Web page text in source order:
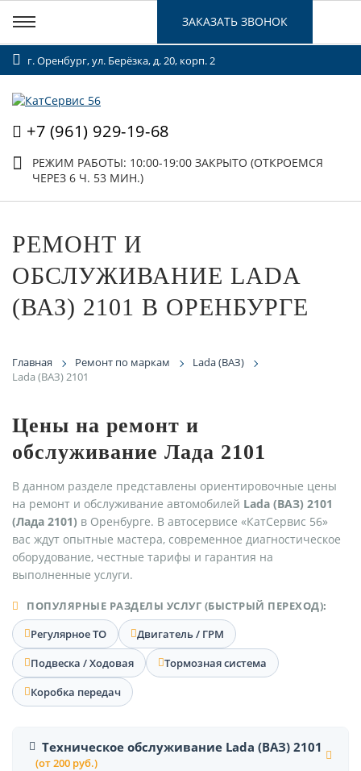
г. Оренбург, ул. Берёзка, д. 20, корп. 2
+7 (961) 929-19-68
РЕЖИМ РАБОТЫ: 10:00-19:00 ЗАКРЫТО (ОТКРОЕМСЯ
ЧЕРЕЗ 6 Ч. 53 МИН.)
ЗАКАЗАТЬ ЗВОНОК
РЕМОНТ И
ОБСЛУЖИВАНИЕ LADA
(ВАЗ) 2101 В ОРЕНБУРГЕ
Главная Ремонт по маркам
Lada (ВАЗ)
Lada (ВАЗ) 2101
Цены на ремонт и
обслуживание Лада 2101
В данном разделе представлены ориентировочные цены
на ремонт и обслуживание автомобилей Lada (ВАЗ) 2101
(Лада 2101) в Оренбурге. В автосервисе «КатСервис 56»
вас ждут опытные мастера, современное диагностическое
оборудование, честные тарифы и гарантия на
выполненные услуги.
ПОПУЛЯРНЫЕ РАЗДЕЛЫ УСЛУГ (БЫСТРЫЙ ПЕРЕХОД):
Регулярное ТО
Двигатель / ГРМ
Подвеска / Ходовая
Тормозная система
Коробка передач
Техническое обслуживание Lada (ВАЗ) 2101
(от 200 руб.)